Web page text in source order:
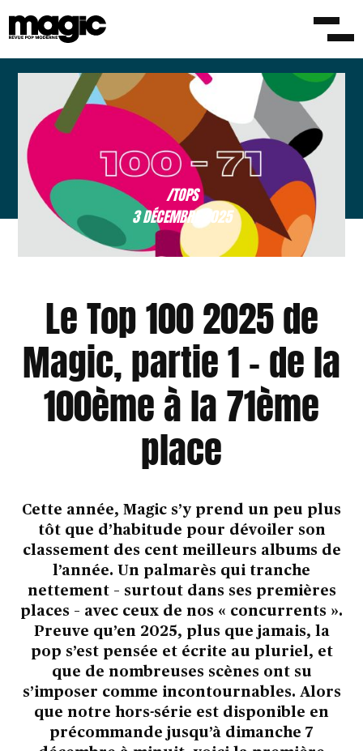
/TOPS
3 DÉCEMBRE 2025
Le Top 100 2025 de
Magic, partie 1 – de la
100ème à la 71ème
place
Cette année, Magic s’y prend un peu plus
tôt que d’habitude pour dévoiler son
classement des cent meilleurs albums de
l’année. Un palmarès qui tranche
nettement – surtout dans ses premières
places – avec ceux de nos « concurrents ».
Preuve qu’en 2025, plus que jamais, la
pop s’est pensée et écrite au pluriel, et
que de nombreuses scènes ont su
s’imposer comme incontournables. Alors
que notre hors-série est disponible en
précommande jusqu’à dimanche 7